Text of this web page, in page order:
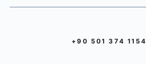
+90 501 374 1154